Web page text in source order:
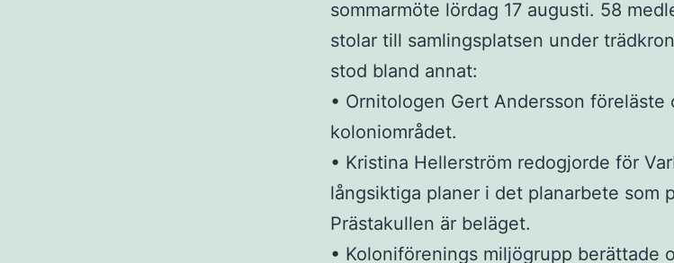
sommarmöte lördag 17 augusti. 58
stolar till samlingsplatsen under
stod bland annat:
• Ornitologen Gert Andersson
koloniområdet.
• Kristina Hellerström redogjorde för
långsiktiga planer i det planarbete som
Prästakullen är beläget.
• Koloniförenings miljögrupp berättade